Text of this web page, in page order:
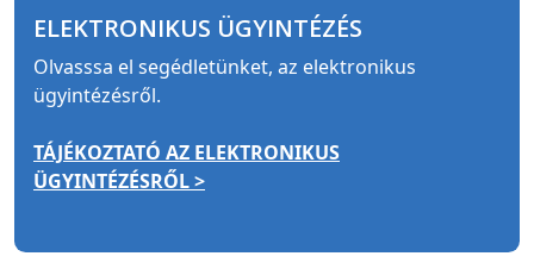
ELEKTRONIKUS ÜGYINTÉZÉS
Olvasssa el segédletünket, az elektronikus
ügyintézésről.
TÁJÉKOZTATÓ AZ ELEKTRONIKUS
ÜGYINTÉZÉSRŐL >